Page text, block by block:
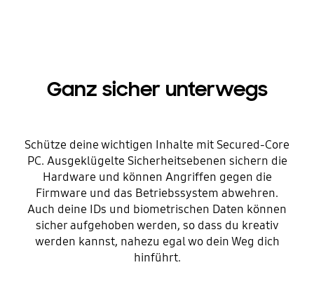
Ganz sicher unterwegs
Schütze deine wichtigen Inhalte mit Secured-Core
PC. Ausgeklügelte Sicherheitsebenen sichern die
Hardware und können Angriffen gegen die
Firmware und das Betriebssystem abwehren.
Auch deine IDs und biometrischen Daten können
sicher aufgehoben werden, so dass du kreativ
werden kannst, nahezu egal wo dein Weg dich
hinführt.